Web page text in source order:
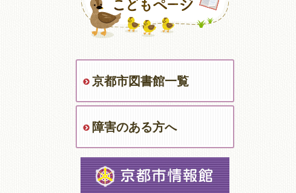
京都市図書館一覧
障害のある方へ